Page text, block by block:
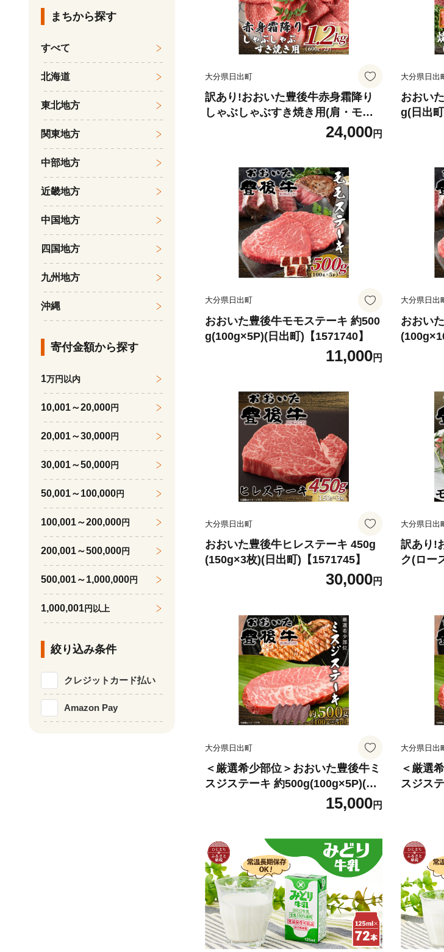
大分県日出町
訳あり!おおいた豊後牛赤身霜降り
しゃぶしゃぶすき焼き用(肩・モモ)
1.2kg(600g×2P)日出町【157173
24,000円
大分県日出
おおい
g(日出
大分県日出町
おおいた豊後牛モモステーキ 約500
g(100g×5P)(日出町)【1571740】
11,000円
大分県日出
おおい
大分県日出町
おおいた豊後牛ヒレステーキ 450g
(150g×3枚)(日出町)【1571745】
30,000円
大分県日出
訳あり!
ク(ロー
00g)(
大分県日出町
＜厳選希少部位＞おおいた豊後牛ミ
スジステーキ 約500g(100g×5P)(日
15,000円
大分県日出
＜厳選
スジス
まちから探す
すべて
北海道
東北地方
関東地方
中部地方
近畿地方
中国地方
四国地方
九州地方
沖縄
寄付金額から探す
1万円以内
10,001～20,000円
20,001～30,000円
30,001～50,000円
50,001～100,000円
100,001～200,000円
200,001～500,000円
500,001～1,000,000円
1,000,001円以上
絞り込み条件
クレジットカード払い
Amazon Pay